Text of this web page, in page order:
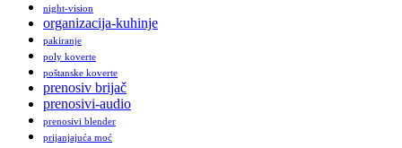
night-vision
organizacija-kuhinje
pakiranje
poly koverte
poštanske koverte
prenosiv brijač
prenosivi-audio
prenosivi blender
prijanjajuća moć